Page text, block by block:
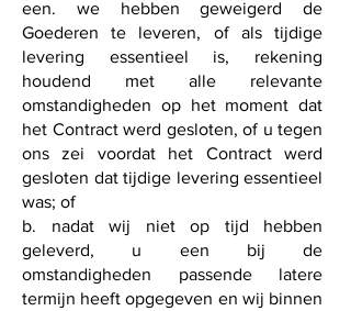
een. we hebben geweigerd de
Goederen te leveren, of als tijdige
levering essentieel is, rekening
houdend met alle relevante
omstandigheden op het moment dat
het Contract werd gesloten, of u tegen
ons zei voordat het Contract werd
gesloten dat tijdige levering essentieel
was; of
b. nadat wij niet op tijd hebben
geleverd, u een bij de
omstandigheden passende latere
termijn heeft opgegeven en wij binnen